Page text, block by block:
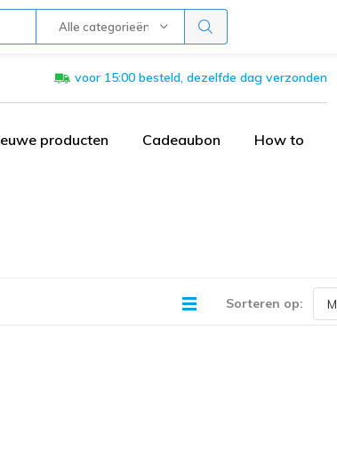
Alle categorieën
voor 15:00 besteld, dezelfde dag verzonden
producten Cadeaubon How to
Sorteren op: